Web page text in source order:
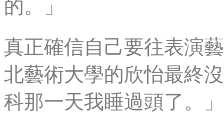
的。」
真正確信自己要往表演
北藝術大學的欣怡最終
科那一天我睡過頭了。